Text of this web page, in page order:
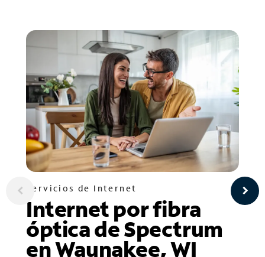
Servicios de Internet
Internet por fibra
óptica de Spectrum
en Waunakee, WI